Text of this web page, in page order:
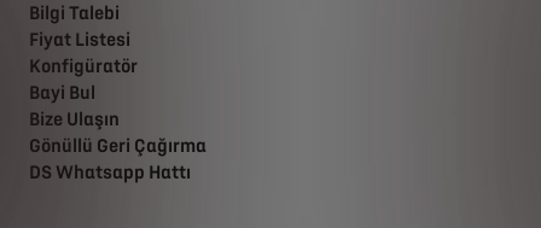
Bilgi Talebi
Fiyat Listesi
Konfigüratör
Bayi Bul
Bize Ulaşın
Gönüllü Geri Çağırma
DS Whatsapp Hattı